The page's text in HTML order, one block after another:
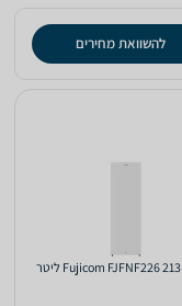
להשוואת מחירים